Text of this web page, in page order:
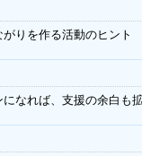
がりを作る活動のヒント
なれば、 支援の余白も